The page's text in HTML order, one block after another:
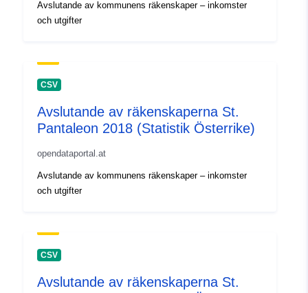
Avslutande av kommunens räkenskaper – inkomster
och utgifter
CSV
Avslutande av räkenskaperna St.
Pantaleon 2018 (Statistik Österrike)
opendataportal.at
Avslutande av kommunens räkenskaper – inkomster
och utgifter
CSV
Avslutande av räkenskaperna St.